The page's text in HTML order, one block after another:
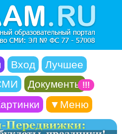
Вход
Лучшее
Документы !!!
▼Меню